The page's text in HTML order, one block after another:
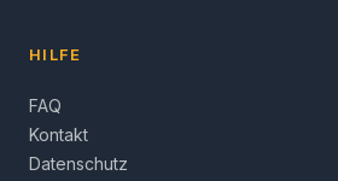
HILFE
FAQ
Kontakt
Datenschutz